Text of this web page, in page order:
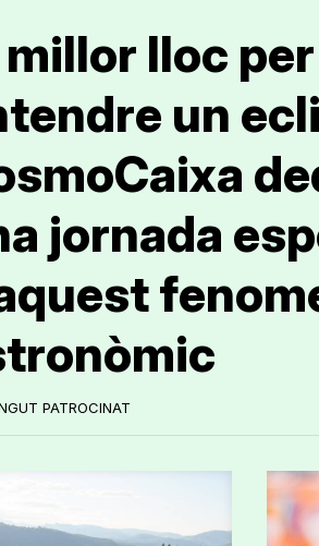
PATROCINAT
millor lloc per
un
jornada